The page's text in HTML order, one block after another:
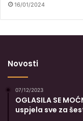
16/01/2024
Novosti
07/12/2023
OGLASILA SE
uspjela sve za